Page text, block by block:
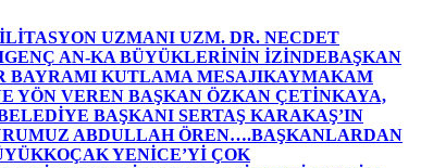
UZMANI UZM. DR. NECDET
GENÇ AN-KA BÜYÜKLERİNİN İZİNDEBAŞKAN
BAYRAMI KUTLAMA MESAJIKAYMAKAM
YÖN VEREN BAŞKAN ÖZKAN ÇETİNKAYA,
BAŞKANI SERTAŞ KARAKAŞ’IN
ABDULLAH ÖREN….BAŞKANLARDAN
YENİCE’Yİ ÇOK